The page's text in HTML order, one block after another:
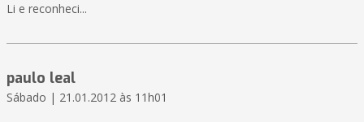
Li e reconheci...
paulo leal
Sábado | 21.01.2012 às 11h01